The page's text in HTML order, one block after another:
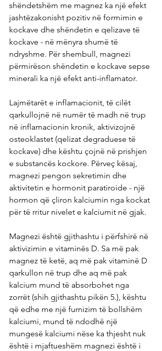
shëndetshëm me magnez ka një efekt
jashtëzakonisht pozitiv në formimin e
kockave dhe shëndetin e qelizave të
kockave - në mënyra shumë të
ndryshme. Për shembull, magnezi
përmirëson shëndetin e kockave sepse
minerali ka një efekt anti-inflamator.
Lajmëtarët e inflamacionit, të cilët
qarkullojnë në numër të madh në trup
në inflamacionin kronik, aktivizojnë
osteoklastet (qelizat degraduese të
kockave) dhe kështu çojnë në prishjen
e substancës kockore. Përveç kësaj,
magnezi pengon sekretimin dhe
aktivitetin e hormonit paratiroide - një
hormon që çliron kalciumin nga kockat
për të rritur nivelet e kalciumit në gjak.
Magnezi është gjithashtu i përfshirë në
aktivizimin e vitaminës D. Sa më pak
magnez të ketë, aq më pak vitaminë D
qarkullon në trup dhe aq më pak
kalcium mund të absorbohet nga
zorrët (shih gjithashtu pikën 5.), kështu
që edhe me një furnizim të bollshëm
kalciumi, mund të ndodhë një
mungesë kalciumi nëse ka thjesht nuk
është i mjaftueshëm magnezi është i